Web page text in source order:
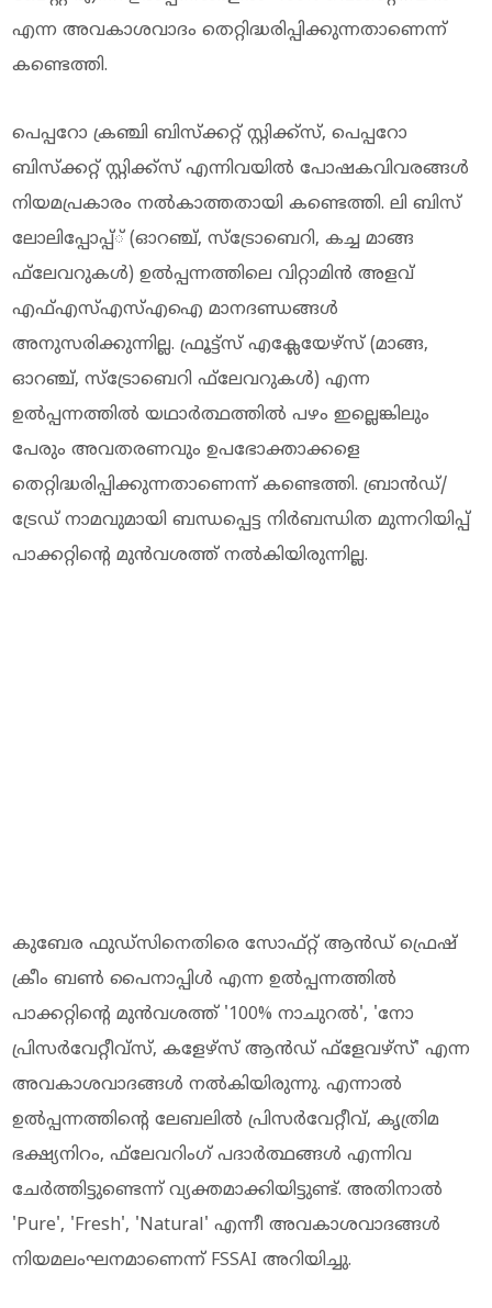
എന്ന അവകാശവാദം തെറ്റിദ്ധരിപ്പിക്കുന്നതാണെന്ന്
കണ്ടെത്തി.
പെപ്പറോ ക്രഞ്ചി ബിസ്‌ക്കറ്റ് സ്റ്റിക്ക്‌സ്, പെപ്പറോ
ബിസ്‌ക്കറ്റ് സ്റ്റിക്ക്‌സ് എന്നിവയില്‍ പോഷകവിവരങ്ങള്‍
നിയമപ്രകാരം നല്‍കാത്തതായി കണ്ടെത്തി. ലി ബിസ്
ലോലിപ്പോപ്പ്് (ഓറഞ്ച്, സ്‌ട്രോബെറി, കച്ച മാങ്ങ
ഫ്‌ലേവറുകള്‍) ഉല്‍പ്പന്നത്തിലെ വിറ്റാമിന്‍ അളവ്
എഫ്എസ്എസ്എഐ മാനദണ്ഡങ്ങള്‍
അനുസരിക്കുന്നില്ല. ഫ്രൂട്ട്‌സ് എക്ലേയേഴ്‌സ് (മാങ്ങ,
ഓറഞ്ച്, സ്‌ട്രോബെറി ഫ്‌ലേവറുകള്‍) എന്ന
ഉല്‍പ്പന്നത്തില്‍ യഥാര്‍ത്ഥത്തില്‍ പഴം ഇല്ലെങ്കിലും
പേരും അവതരണവും ഉപഭോക്താക്കളെ
തെറ്റിദ്ധരിപ്പിക്കുന്നതാണെന്ന് കണ്ടെത്തി. ബ്രാന്‍ഡ്/
ട്രേഡ് നാമവുമായി ബന്ധപ്പെട്ട നിര്‍ബന്ധിത മുന്നറിയിപ്പ്
പാക്കറ്റിന്റെ മുന്‍വശത്ത് നല്‍കിയിരുന്നില്ല.
കുബേര ഫുഡ്‌സിനെതിരെ സോഫ്റ്റ് ആന്‍ഡ് ഫ്രെഷ്
ക്രീം ബണ്‍ പൈനാപ്പിള്‍ എന്ന ഉല്‍പ്പന്നത്തില്‍
പാക്കറ്റിന്റെ മുന്‍വശത്ത് '100% നാചുറല്‍', 'നോ
പ്രിസര്‍വേറ്റീവ്‌സ്, കളേഴ്‌സ് ആന്‍ഡ് ഫ്‌ളേവഴ്‌സ്' എന്ന
അവകാശവാദങ്ങള്‍ നല്‍കിയിരുന്നു. എന്നാല്‍
ഉല്‍പ്പന്നത്തിന്റെ ലേബലില്‍ പ്രിസര്‍വേറ്റീവ്, കൃത്രിമ
ഭക്ഷ്യനിറം, ഫ്‌ലേവറിംഗ് പദാര്‍ത്ഥങ്ങള്‍ എന്നിവ
ചേര്‍ത്തിട്ടുണ്ടെന്ന് വ്യക്തമാക്കിയിട്ടുണ്ട്. അതിനാല്‍
'Pure', 'Fresh', 'Natural' എന്നീ അവകാശവാദങ്ങള്‍
നിയമലംഘനമാണെന്ന് FSSAI അറിയിച്ചു.